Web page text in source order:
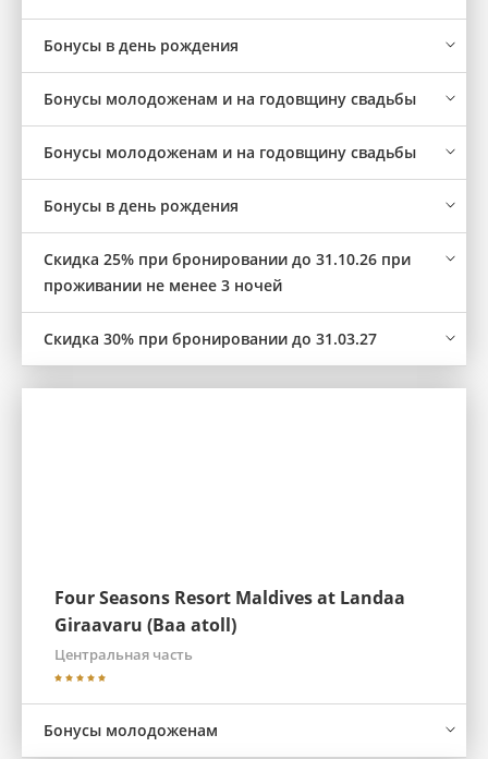
Бонусы в день рождения
Бонусы молодоженам и на годовщину свадьбы
Бонусы молодоженам и на годовщину свадьбы
Бонусы в день рождения
Скидка 25% при бронировании до 31.10.26 при
проживании не менее 3 ночей
Скидка 30% при бронировании до 31.03.27
Four Seasons Resort Maldives at Landaa
Giraavaru (Baa atoll)
Центральная часть
Бонусы молодоженам